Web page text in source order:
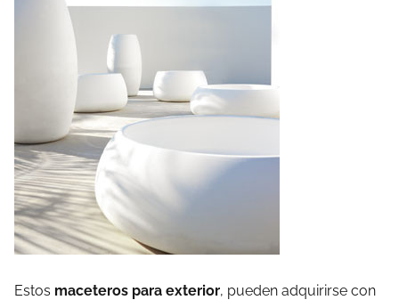
Estos maceteros para exterior, pueden adquirirse con